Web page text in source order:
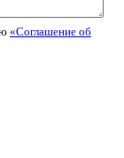
«Соглашение об